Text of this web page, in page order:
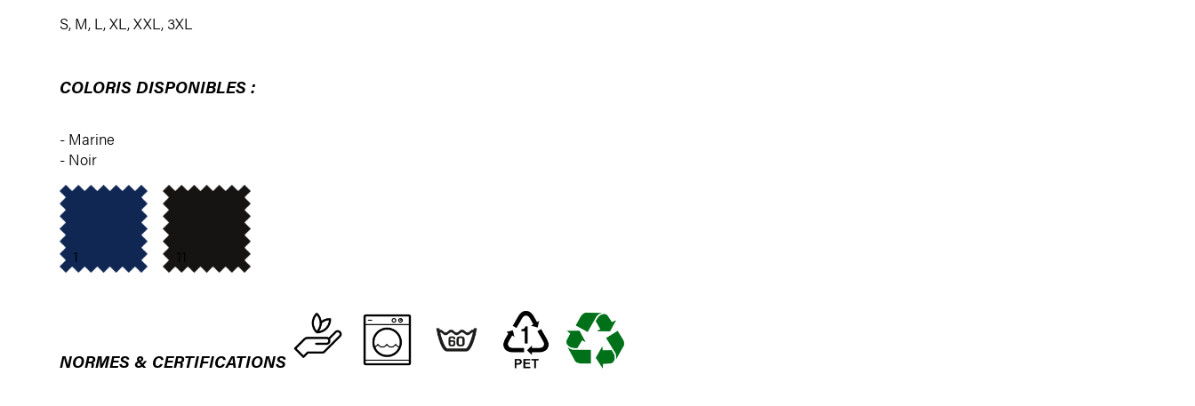
S, M, L,XL,XXL, 3XL
COLORIS DISPONIBLES :
- Marine
- Noir
1
NORMES & CERTIFICATIONS